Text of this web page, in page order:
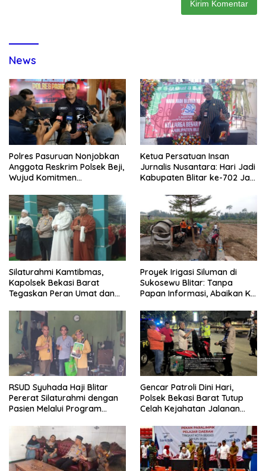
News
Polres Pasuruan Nonjobkan
Anggota Reskrim Polsek Beji,
Wujud Komitmen
Dugaan Penganiayaan
Ketua Persatuan Insan
Jurnalis Nusantara: Hari Jadi
Kabupaten Blitar ke-702 Jadi
Pembangunan
Silaturahmi Kamtibmas,
Kapolsek Bekasi Barat
Tegaskan Peran Umat dan
Kondusivitas Wilayah
Proyek Irigasi Siluman di
Sukosewu Blitar: Tanpa
Papan Informasi, Abaikan K3,
Tanggung Jawab
RSUD Syuhada Haji Blitar
Pererat Silaturahmi dengan
Pasien Melalui Program
Gencar Patroli Dini Hari,
Polsek Bekasi Barat Tutup
Celah Kejahatan Jalanan